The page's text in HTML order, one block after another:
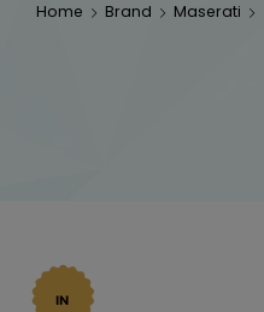
Home Brand Maserati
IN